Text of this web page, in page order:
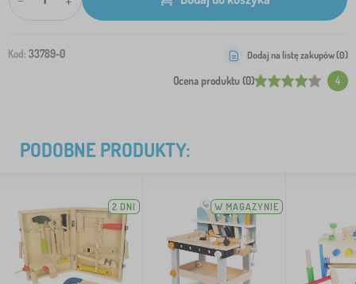
Kod: 33789-0
Ocena produktu (0) 4
Dodaj na listę zakupów (0)
PODOBNE PRODUKTY:
2 DNI W MAGAZYNIE